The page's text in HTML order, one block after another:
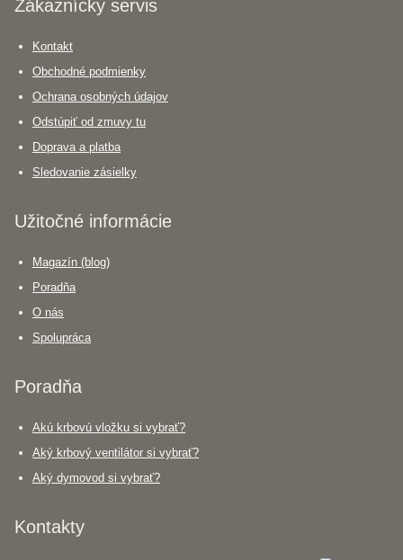
Zákaznícky servis
Kontakt
Obchodné podmienky
Ochrana osobných údajov
Odstúpiť od zmuvy tu
Doprava a platba
Sledovanie zásielky
Užitočné informácie
Magazín (blog)
Poradňa
O nás
Spolupráca
Poradňa
Akú krbovú vložku si vybrať?
Aký krbový ventilátor si vybrať?
Aký dymovod si vybrať?
Kontakty